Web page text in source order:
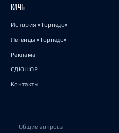
КЛУБ
История «Торпедо»
Легенды «Торпедо»
Реклама
СДЮШОР
Контакты
Общие вопросы